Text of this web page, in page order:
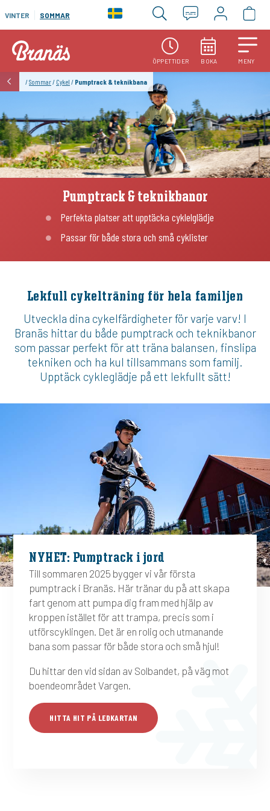
ÖPPETTIDER BOKA MENY
/Sommar/ Cykel / Pumptrack & teknikbana
VINTER SOMMAR
Pumptrack & teknikbanor
Perfekta platser att upptäcka cyklelglädje
Passar för både stora och små cyklister
Lekfull cykelträning för hela familjen
Utveckla dina cykelfärdigheter för varje varv! I
Branäs hittar du både pumptrack och teknikbanor
som passar perfekt för att träna balansen, finslipa
tekniken och ha kul tillsammans som familj.
Upptäck cykleglädje på ett lekfullt sätt!
NYHET: Pumptrack i jord
Till sommaren 2025 bygger vi vår första
pumptrack i Branäs. Här tränar du på att skapa
fart genom att pumpa dig fram med hjälp av
kroppen istället för att trampa, precis som i
utförscyklingen. Det är en rolig och utmanande
bana som passar för både stora och små hjul!
Du hittar den vid sidan av Solbandet, på väg mot
boendeområdet Vargen.
HITTA HIT PÅ LEDKARTAN